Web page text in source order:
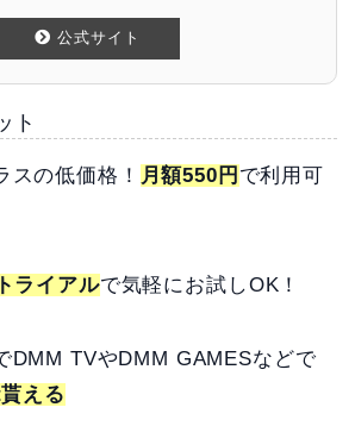
公式サイト
ト
スの低価格！ 月額550円 で利用可
ライアルで気軽にお試しOK！
DMM TVやDMM GAMESなどで
える